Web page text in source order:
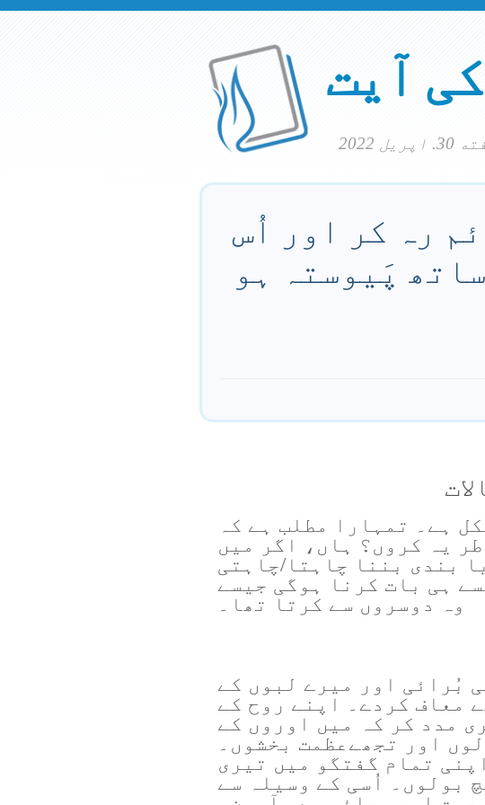
آیت
رہ کر اور اُس
پَیوستہ ہو
ہے۔ تمہارا مطلب ہے کہ
یہ کروں؟ ہاں، اگر میں
بندی بننا چاہتا/چاہتی
ہی بات کرنا ہوگی جیسے
وہ دوسروں سے کرتا تھا۔
بُرائی اور میرے لبوں کے
معاف کردے۔ اپنے روح کے
مدد کر کہ میں اوروں کے
اور تجھےعظمت بخشوں۔
تمام گفتگو میں تیری
بولوں۔ اُسی کے وسیلہ سے